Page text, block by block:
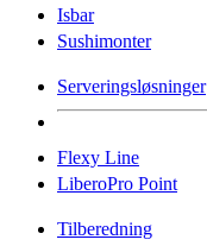
Isbar
Sushimonter
Serveringsløsninger
Flexy Line
LiberoPro Point
Tilberedning